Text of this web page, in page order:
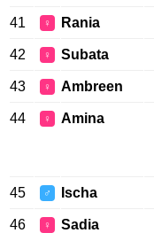
41 ♀ Rania
42 ♀ Subata
43 ♀ Ambreen
44 ♀ Amina
45 ♂ Ischa
46 ♀ Sadia